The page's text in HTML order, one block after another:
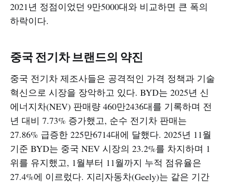
2021년 정점이었던 9만5000대와 비교하면 큰 폭의
하락이다.​​
중국 전기차 브랜드의 약진
중국 전기차 제조사들은 공격적인 가격 정책과 기술
혁신으로 시장을 장악하고 있다. BYD는 2025년 신
에너지차(NEV) 판매량 460만2436대를 기록하며 전
년 대비 7.73% 증가했고, 순수 전기차 판매는
27.86% 급증한 225만6714대에 달했다. 2025년 11월
기준 BYD는 중국 NEV 시장의 23.2%를 차지하며 1
위를 유지했고, 1월부터 11월까지 누적 점유율은
27.4%에 이르렀다. 지리자동차(Geely)는 같은 기간